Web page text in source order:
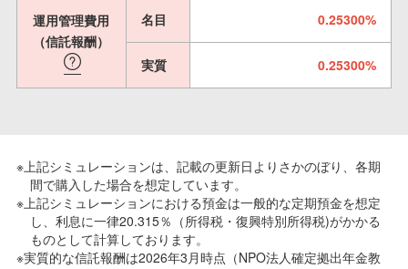
運用管理費用
（信託報酬）
名目 0.25300%
実質 0.25300%
※上記シミュレーションは、記載の更新日よりさかのぼり、各期
間で購入した場合を想定しています。
※上記シミュレーションにおける預金は一般的な定期預金を想定
し、利息に一律20.315％（所得税・復興特別所得税)がかかる
ものとして計算しております。
※実質的な信託報酬は2026年3月時点（NPO法人確定拠出年金教